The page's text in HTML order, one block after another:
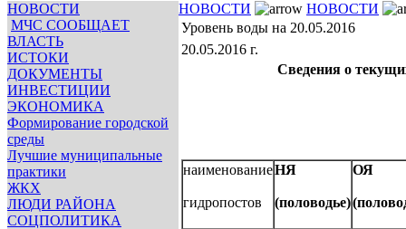
НОВОСТИ
МЧС СООБЩАЕТ
ВЛАСТЬ
ИСТОКИ
ДОКУМЕНТЫ
ИНВЕСТИЦИИ
ЭКОНОМИКА
Формирование городской
среды
Лучшие муниципальные
практики
ЖКХ
ЛЮДИ РАЙОНА
СОЦПОЛИТИКА
НОВОСТИ
НОВОСТИ
Уровень воды на 20.05.2016
20.05.2016 г.
Сведения о
наименование
гидропостов
НЯ
(половодье)
ОЯ